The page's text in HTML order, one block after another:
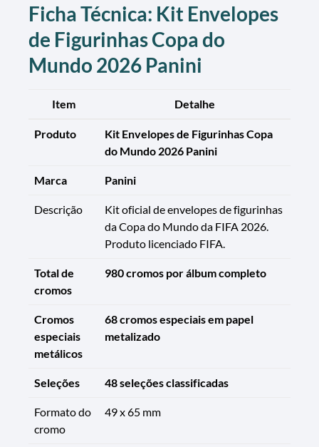
Ficha Técnica: Kit Envelopes
de Figurinhas Copa do
Mundo 2026 Panini
Item Detalhe
Produto
Kit Envelopes de Figurinhas Copa
do Mundo 2026 Panini
Marca Panini
Descrição
Kit oficial de envelopes de figurinhas
da Copa do Mundo da FIFA 2026.
Produto licenciado FIFA.
Total de
cromos
980 cromos por álbum completo
Cromos
especiais
metálicos
68 cromos especiais em papel
metalizado
Seleções 48 seleções classificadas
Formato do
cromo
49 x 65 mm